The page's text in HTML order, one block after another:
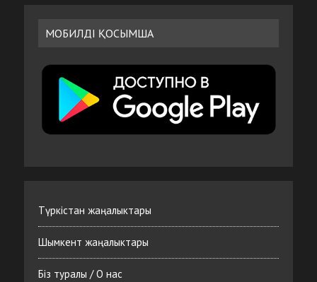
МОБИЛДІ ҚОСЫМША
Түркістан жаңалыктары
Шымкент жаңалыктары
Біз туралы / О нас